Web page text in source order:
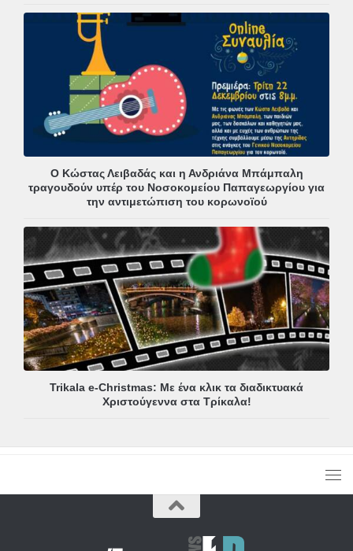
Ο Κώστας Λειβαδάς και η Ανδριάνα Μπάμπαλη
τραγουδούν υπέρ του Νοσοκομείου Παπαγεωργίου για
την αντιμετώπιση του κορωνοϊού
Trikala e-Christmas: Με ένα κλικ τα διαδικτυακά
Χριστούγεννα στα Τρίκαλα!